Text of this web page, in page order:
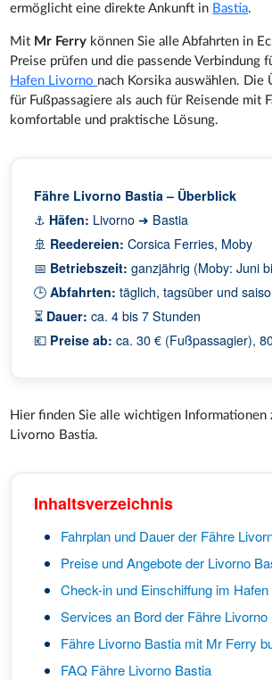
ermöglicht eine direkte Ankunft in Bastia.
Mit Mr Ferry können Sie alle Abfahrten in
Preise prüfen und die passende Verbindung
Hafen Livorno nach Korsika auswählen. Die
für Fußpassagiere als auch für Reisende mit
komfortable und praktische Lösung.
Fähre Livorno Bastia – Überblick
⚓ Häfen: Livorno ➜ Bastia
🚢 Reedereien: Corsica Ferries, Moby
📅 Betriebszeit: ganzjährig (Moby: Juni
🕒Abfahrten: täglich, tagsüber und
⏳ Dauer: ca. 4 bis 7 Stunden
💶 Preise ab: ca. 30 € (Fußpassagier),
Hier finden Sie alle wichtigen Informationen
Livorno Bastia.
Inhaltsverzeichnis
Fahrplan und Dauer der Fähre
Preise und Angebote der Livorno
Check-in und Einschiffung im
Services an Bord der Fähre Livorno
Fähre Livorno Bastia mit Mr Ferry
FAQ Fähre Livorno Bastia